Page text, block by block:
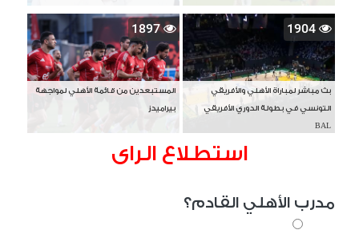
1904
بث مباشر لمباراة الأهلي والأفريقي
التونسي في بطولة الدوري الأفريقي
BAL
1897
المستبعدين من قائمة الأهلي لمواجهة
بيراميدز
استطلاع الراى
مدرب الأهلي القادم؟